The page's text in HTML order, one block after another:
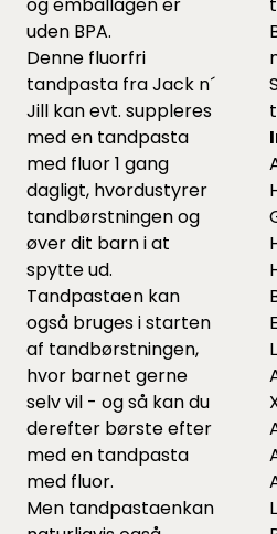
uden BPA.
Denne fluorfri
tandpasta fra Jack n´
Jill kan evt. suppleres
med en tandpasta
med fluor 1 gang
dagligt, hvordustyrer
tandbørstningen og
øver dit barn i at
spytte ud.
Tandpastaen kan
også bruges i starten
af tandbørstningen,
hvor barnet gerne
selv vil - og så kan du
derefter børste efter
med en tandpasta
med fluor.
Men tandpastaenkan